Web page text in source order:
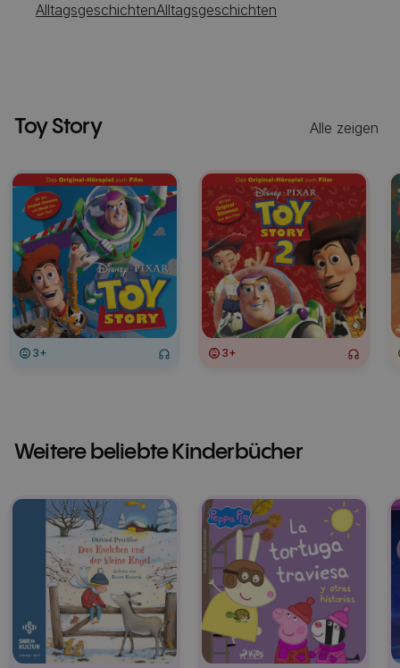
AlltagsgeschichtenAlltagsgeschichten
Toy Story Alle zeigen
3+ 3+
Weitere beliebte Kinderbücher